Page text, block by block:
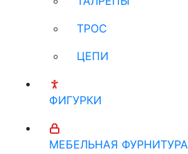
ТРОС
ЦЕПИ
ФИГУРКИ
МЕБЕЛЬНАЯ ФУРНИТУРА